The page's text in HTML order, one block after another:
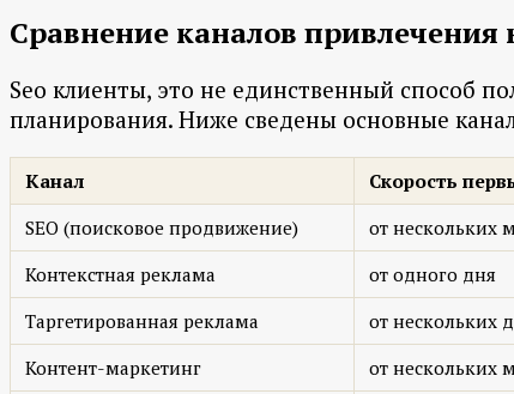
Сравнение каналов привлечения
Seo клиенты, это не единственный способ
планирования. Ниже сведены основные
Канал Скорость
SEO (поисковое продвижение)
от нескольких
Контекстная реклама
от одного дня
Таргетированная реклама
от нескольких
Контент-маркетинг
от нескольких